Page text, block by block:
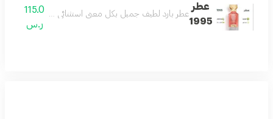
عطر
1995
عطر بارد لطيف جميل بكل معنى استثنائي للغاية
115.0
ر.س